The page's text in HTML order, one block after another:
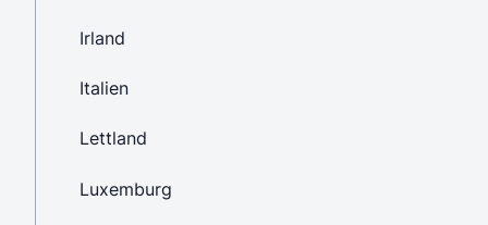
Irland
Italien
Lettland
Luxemburg